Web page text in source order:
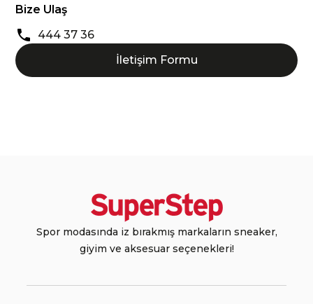
Bize Ulaş
444 37 36
İletişim Formu
Spor modasında iz bırakmış markaların sneaker,
giyim ve aksesuar seçenekleri!